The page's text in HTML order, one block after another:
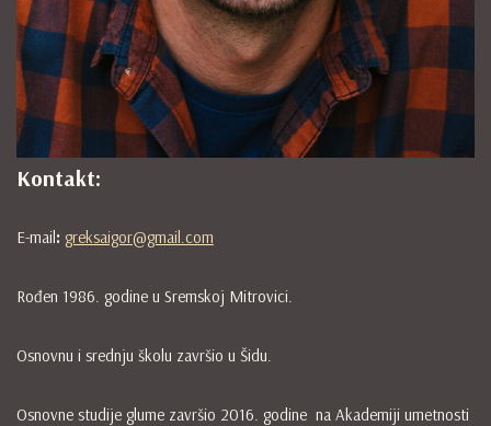
Kontakt:
E-mail: greksaigor@gmail.com
Rođen 1986. godine u Sremskoj Mitrovici.
Osnovnu i srednju školu završio u Šidu.
Osnovne studije glume završio 2016. godine na Akademiji umetnosti